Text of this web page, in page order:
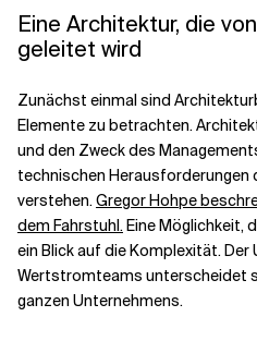
Eine Architektur, die
geleitet wird
Zunächst einmal sind
Elemente zu betrachten.
und den Zweck des
technischen Herausforderungen
verstehen.Gregor Hohpe
dem Fahrstuhl.Eine Möglichkeit,
ein Blick auf die Komplexität.
Wertstromteams unterscheidet
ganzen Unternehmens.